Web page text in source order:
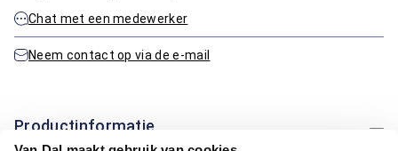
Chat met een medewerker
Neem contact op via de e-mail
Productinformatie